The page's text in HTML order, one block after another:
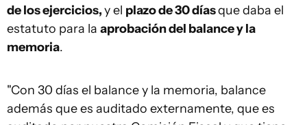
de los ejercicios,y el plazo de 30 díasque daba el
estatuto para la aprobación del balance y la
memoria.
"Con 30 días el balance y la memoria, balance
además que es auditado externamente, que es